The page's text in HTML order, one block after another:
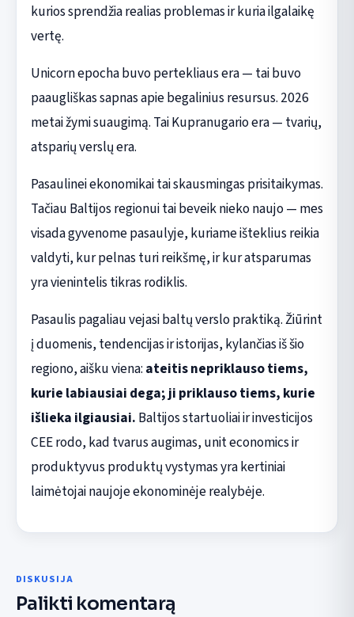
kurios sprendžia realias problemas ir kuria ilgalaikę
vertę.
Unicorn epocha buvo pertekliaus era — tai buvo
paaugliškas sapnas apie begalinius resursus. 2026
metai žymi suaugimą. Tai Kupranugario era — tvarių,
atsparių verslų era.
Pasaulinei ekonomikai tai skausmingas prisitaikymas.
Tačiau Baltijos regionui tai beveik nieko naujo — mes
visada gyvenome pasaulyje, kuriame išteklius reikia
valdyti, kur pelnas turi reikšmę, ir kur atsparumas
yra vienintelis tikras rodiklis.
Pasaulis pagaliau vejasi baltų verslo praktiką. Žiūrint
į duomenis, tendencijas ir istorijas, kylančias iš šio
regiono, aišku viena: ateitis nepriklauso tiems,
kurie labiausiai dega; ji priklauso tiems, kurie
išlieka ilgiausiai. Baltijos startuoliai ir investicijos
CEE rodo, kad tvarus augimas, unit economics ir
produktyvus produktų vystymas yra kertiniai
laimėtojai naujoje ekonominėje realybėje.
DISKUSIJA
Palikti komentarą